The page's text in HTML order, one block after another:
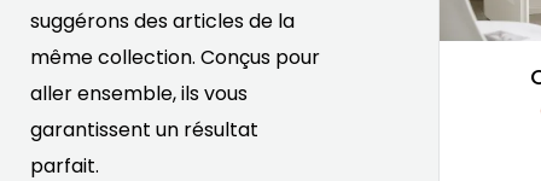
suggérons des articles de la
même collection. Conçus pour
aller ensemble, ils vous
garantissent un résultat
parfait.
Armoire Léo 8
Chêne Massif
4 495,00 €